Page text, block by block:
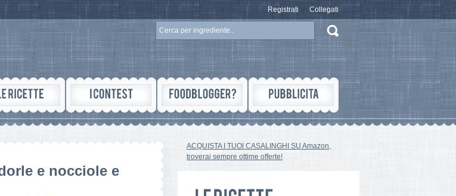
Registrati Collegati
e nocciole e
ACQUISTA I TUOI CASALINGHI SU Amazon,
troverai sempre ottime offerte!